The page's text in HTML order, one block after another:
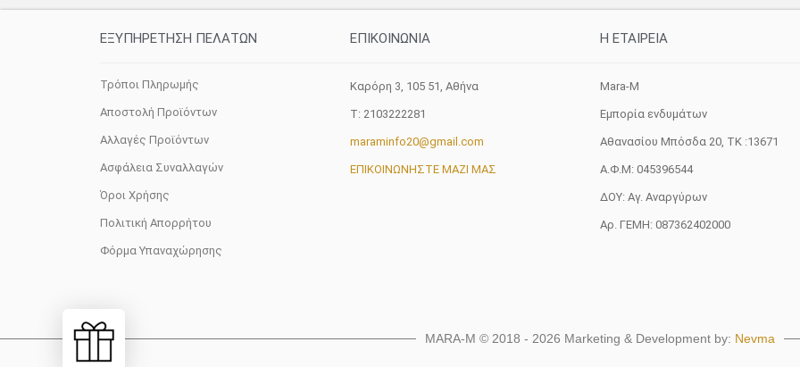
ΕΞΥΠΗΡΕΤΗΣΗ ΠΕΛΑΤΩΝ
Τρόποι Πληρωμής
Αποστολή Προϊόντων
Αλλαγές Προϊόντων
Ασφάλεια Συναλλαγών
Όροι Χρήσης
Πολιτική Απορρήτου
Φόρμα Υπαναχώρησης
ΕΠΙΚΟΙΝΩΝΙΑ
Καρόρη 3, 105 51, Aθήνα
T: 2103222281
maraminfo20@gmail.com
ΕΠΙΚΟΙΝΩΝΗΣΤΕ ΜΑΖΙ ΜΑΣ
H ETAIΡΕΙΑ
Mara-M
Εμπορία ενδυμάτων
Αθανασίου Μπόσδα 20, ΤΚ :13671
Α.Φ.Μ: 045396544
ΔΟΥ: Αγ. Αναργύρων
Αρ. ΓΕΜΗ: 087362402000
MARA-M © 2018 - 2026 Marketing & Development by: Nevma